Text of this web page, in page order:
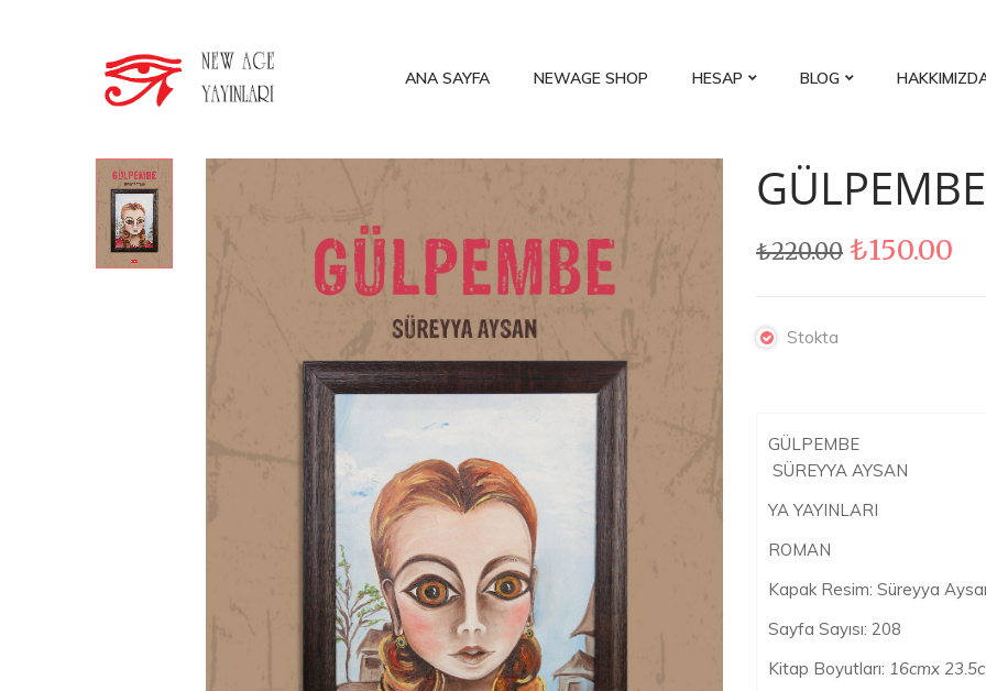
ANA SAYFA NEWAGE SHOP HESAP BLOG
GÜLPEMBE
₺220.00 Orijinal
₺150.00
Stokta
GÜLPEMBE
SÜREYYA AYSAN
YA YAYINLARI
ROMAN
Kapak Resim: Süreyya
Sayfa Sayısı: 208
Kitap Boyutları: 16cmx